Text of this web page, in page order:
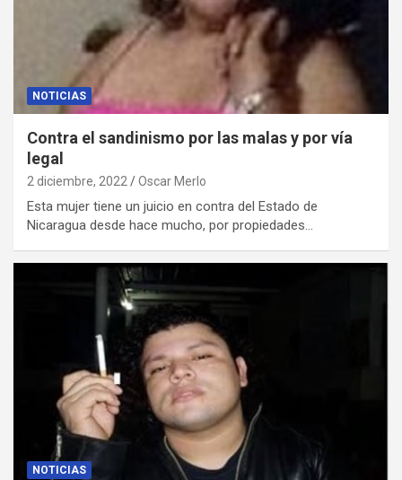
NOTICIAS
Contra el sandinismo por las malas y por vía
legal
2 diciembre, 2022 Oscar Merlo
Esta mujer tiene un juicio en contra del Estado de
Nicaragua desde hace mucho, por propiedades…
NOTICIAS